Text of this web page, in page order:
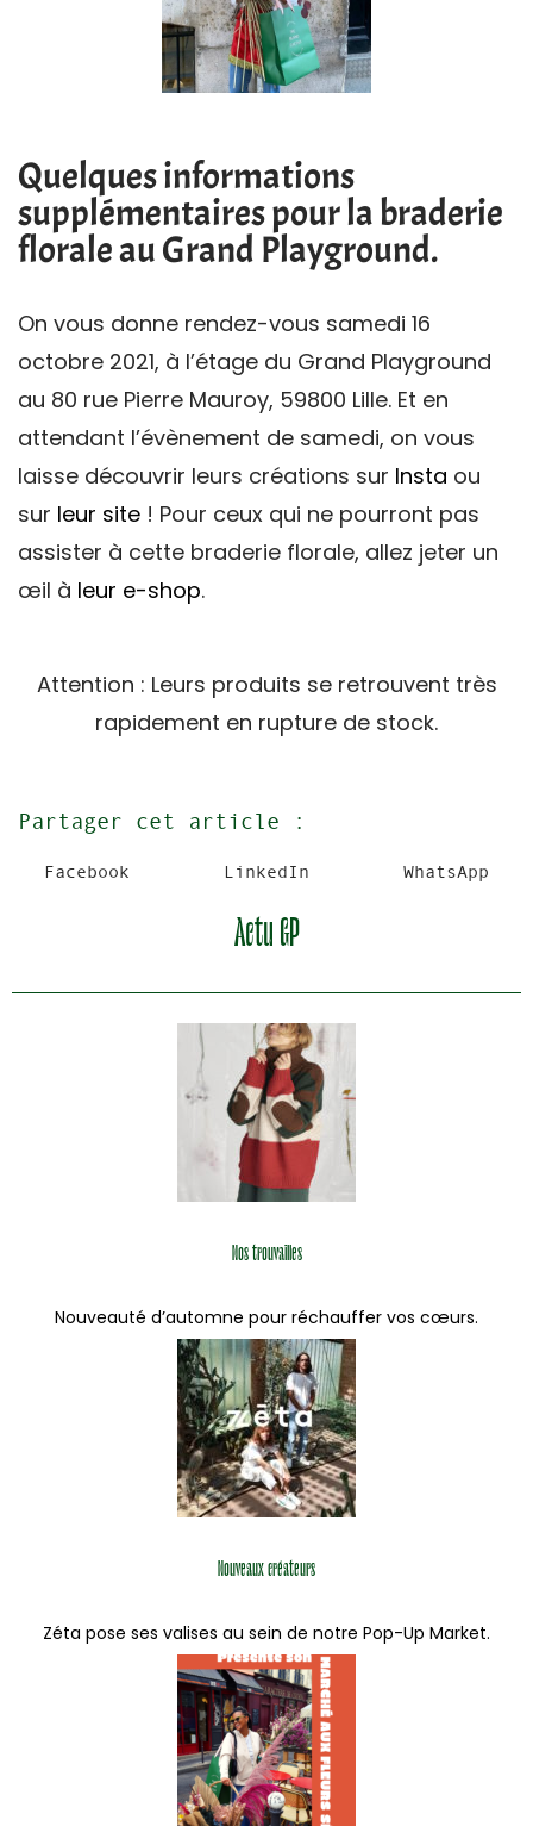
Quelques informations
supplémentaires pour la braderie
florale au Grand Playground.
On vous donne rendez-vous samedi 16
octobre 2021, à l’étage du Grand Playground
au 80 rue Pierre Mauroy, 59800 Lille. Et en
attendant l’évènement de samedi, on vous
laisse découvrir leurs créations sur Insta ou
sur leur site ! Pour ceux qui ne pourront pas
assister à cette braderie florale, allez jeter un
œil à leur e-shop.
Attention : Leurs produits se retrouvent très
rapidement en rupture de stock.
Partager cet article :
Facebook LinkedIn WhatsApp
Actu GP
Nos trouvailles
Nouveauté d’automne pour réchauffer vos cœurs.
Nouveaux créateurs
Zéta pose ses valises au sein de notre Pop-Up Market.